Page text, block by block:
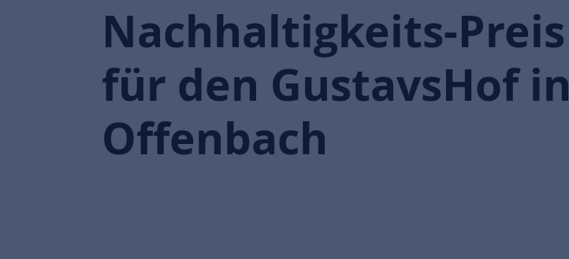
Nachhaltigkeits-Preis
für den GustavsHof in
Offenbach